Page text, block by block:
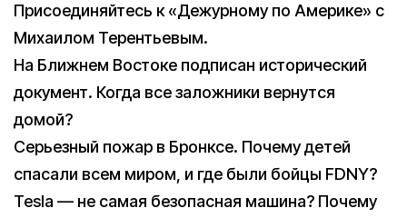
Присоединяйтесь к «Дежурному по Америке» с
Михаилом Терентьевым.
На Ближнем Востоке подписан исторический
документ. Когда все заложники вернутся
домой?
Серьезный пожар в Бронксе. Почему детей
спасали всем миром, и где были бойцы FDNY?
Tesla — не самая безопасная машина? Почему